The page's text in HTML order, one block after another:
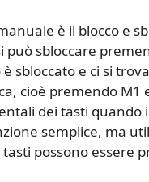
è il blocco e
sbloccare
sbloccato e ci si
cioè premendo M1
dei tasti quando
semplice, ma
possono essere